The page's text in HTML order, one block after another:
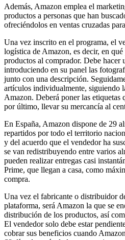
Además, Amazon emplea el
productos a personas que han
ofreciéndolos en ventas cruzadas
Una vez inscrito en el programa, el
logística de Amazon, es decir, en
productos al comprador. Debe hacer
introduciendo en su panel las
junto con una descripción.
artículos individualmente, siguiendo
Amazon. Deberá poner las
por último, llevar su mercancía al
En España, Amazon dispone de 29
repartidos por todo el territorio
y del acuerdo que el vendedor ha
se van redistribuyendo entre varios
pueden realizar entregas casi
Prime, que llegan a casa, como
compra.
Una vez el fabricante o distribuidor
plataforma, será Amazon la que se
distribución de los productos, así
El vendedor solo debe estar
cobrar sus beneficios cuando